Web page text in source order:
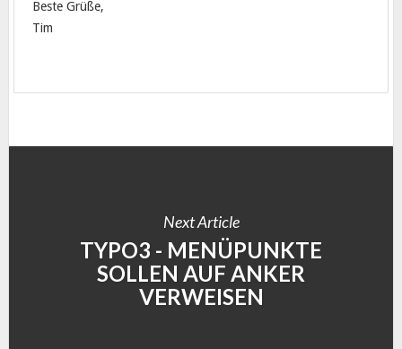
Beste Grüße,
Tim
Next Article
TYPO3 - MENÜPUNKTE
SOLLEN AUF ANKER
VERWEISEN